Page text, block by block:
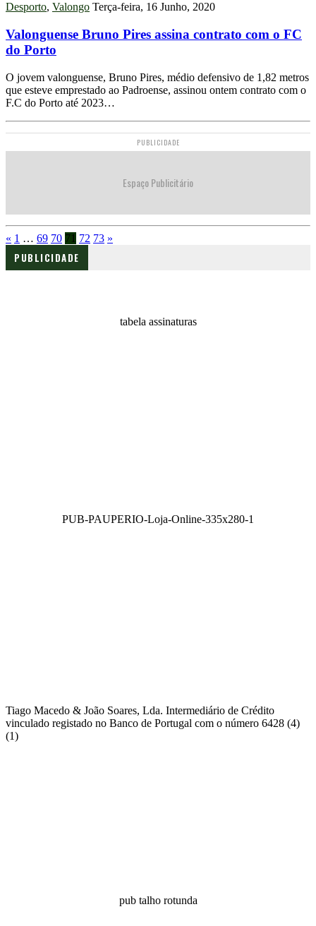
Desporto, Valongo Terça-feira, 16 Junho, 2020
Valonguense Bruno Pires assina contrato com o FC
do Porto
O jovem valonguense, Bruno Pires, médio defensivo de 1,82 metros
que esteve emprestado ao Padroense, assinou ontem contrato com o
F.C do Porto até 2023…
PUBLICIDADE
Espaço Publicitário
« 1 … 69 70 71 72 73 »
PUBLICIDADE
tabela assinaturas
PUB-PAUPERIO-Loja-Online-335x280-1
Tiago Macedo & João Soares, Lda. Intermediário de Crédito
vinculado registado no Banco de Portugal com o número 6428 (4)
(1)
pub talho rotunda